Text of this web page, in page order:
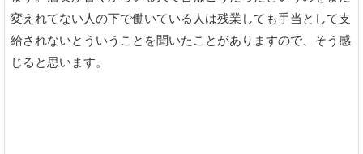
変えれてない人の下で働いている人は残業しても手当として支
給されないとういうことを聞いたことがありますので、そう感
じると思います。